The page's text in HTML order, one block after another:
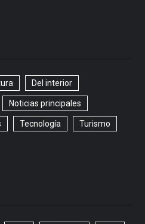
Del interior
Noticias principales
Tecnología Turismo